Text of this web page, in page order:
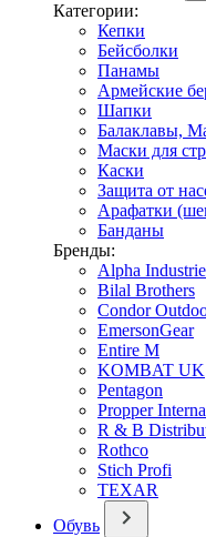
Категории:
Кепки
Бейсболки
Панамы
Армейские
Шапки
Балаклавы,
Маски для
Каски
Защита от
Арафатки
Банданы
Бренды:
Alpha
Bilal Brothers
Condor
EmersonGear
Entire M
KOMBAT UK
Pentagon
Propper
R & B
Rothco
Stich Profi
TEXAR
Обувь